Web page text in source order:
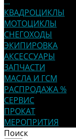
КВАДРОЦИКЛЫ
МОТОЦИКЛЫ
СНЕГОХОДЫ
ЭКИПИРОВКА
АКСЕССУАРЫ
ЗАПЧАСТИ
МАСЛА И ГСМ
РАСПРОДАЖА %
СЕРВИС
ПРОКАТ
МЕРОПРИТИЯ
Поиск